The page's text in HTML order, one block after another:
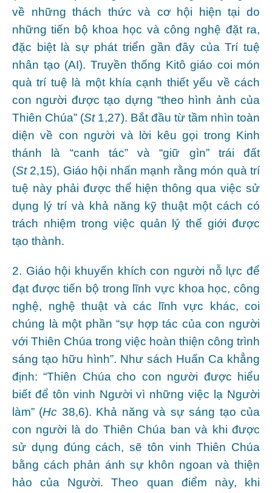
về những thách thức và cơ hội hiện tại do
những tiến bộ khoa học và công nghệ đặt ra,
đặc biệt là sự phát triển gần đây của Trí tuệ
nhân tạo (AI). Truyền thống Kitô giáo coi món
quà trí tuệ là một khía cạnh thiết yếu về cách
con người được tạo dựng “theo hình ảnh của
Thiên Chúa” (St1,27). Bắt đầu từ tầm nhìn toàn
diện về con người và lời kêu gọi trong Kinh
thánh là “canh tác” và “giữ gìn” trái đất
(St2,15), Giáo hội nhấn mạnh rằng món quà trí
tuệ này phải được thể hiện thông qua việc sử
dụng lý trí và khả năng kỹ thuật một cách có
trách nhiệm trong việc quản lý thế giới được
tạo thành.
2. Giáo hội khuyến khích con người nỗ lực để
đạt được tiến bộ trong lĩnh vực khoa học, công
nghệ, nghệ thuật và các lĩnh vực khác, coi
chúng là một phần “sự hợp tác của con người
với Thiên Chúa trong việc hoàn thiện công trình
sáng tạo hữu hình”. Như sách Huấn Ca khẳng
định: “Thiên Chúa cho con người được hiểu
biết để tôn vinh Người vì những việc lạ Người
làm” (Hc 38,6). Khả năng và sự sáng tạo của
con người là do Thiên Chúa ban và khi được
sử dụng đúng cách, sẽ tôn vinh Thiên Chúa
bằng cách phản ánh sự khôn ngoan và thiện
hảo của Người. Theo quan điểm này, khi